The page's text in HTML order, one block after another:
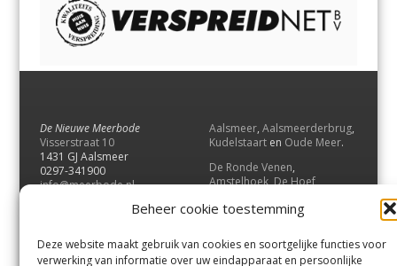
Beheer cookie toestemming
Deze website maakt gebruik van cookies en soortgelijke functies voor
verwerking van informatie over uw eindapparaat en persoonlijke
De Nieuwe Meerbode
Visserstraat 10
1431 GJ Aalsmeer
0297-341900
info@meerbode.nl
Aalsmeer, Aalsmeerderbrug,
Kudelstaart en Oude Meer.
De Ronde Venen,
Amstelhoek,De Hoef,
Vrouwenakker,Waverveen
UithoornenDe Kwakel.